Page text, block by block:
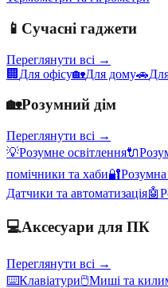
📱 Сучасні гаджети
Переглянути всі →
🏢 Для офісу🏡Для дому🚗
🏡Розумний дім
Переглянути всі →
💡Розумне освітлення🔌
помічники та хаби🔐Розумна
Датчики та автоматизація🤖
💻Аксесуари для ПК
Переглянути всі →
⌨️Клавіатури🖱️Миші та